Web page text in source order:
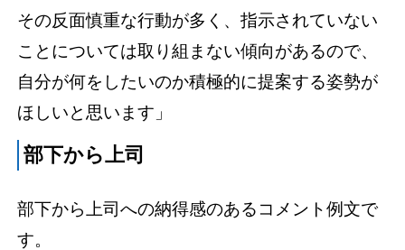
その反面慎重な行動が多く、指示されていない
ことについては取り組まない傾向があるので、
自分が何をしたいのか積極的に提案する姿勢が
ほしいと思います」
部下から上司
部下から上司への納得感のあるコメント例文で
す。